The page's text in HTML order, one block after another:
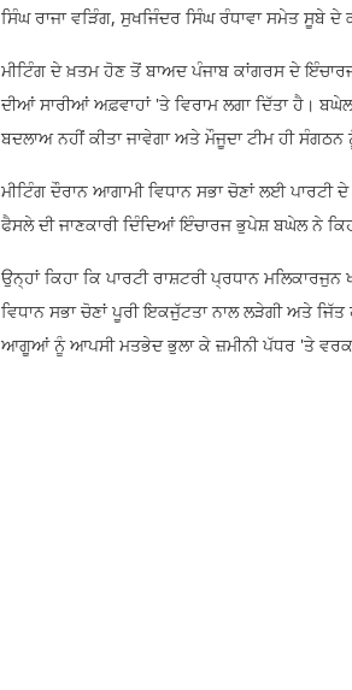
ਸਿੰਘ ਰਾਜਾ ਵੜਿੰਗ, ਸੁਖਜਿੰਦਰ ਸਿੰਘ ਰੰਧਾਵਾ ਸਮੇਤ
ਮੀਟਿੰਗ ਦੇ ਖ਼ਤਮ ਹੋਣ ਤੋਂ ਬਾਅਦ ਪੰਜਾਬ ਕਾਂਗਰਸ ਦੇ
ਦੀਆਂ ਸਾਰੀਆਂ ਅਫ਼ਵਾਹਾਂ 'ਤੇ ਵਿਰਾਮ ਲਗਾ ਦਿੱਤਾ ਹੈ।
ਬਦਲਾਅ ਨਹੀਂ ਕੀਤਾ ਜਾਵੇਗਾ ਅਤੇ ਮੌਜੂਦਾ ਟੀਮ ਹੀ
ਮੀਟਿੰਗ ਦੌਰਾਨ ਆਗਾਮੀ ਵਿਧਾਨ ਸਭਾ ਚੋਣਾਂ ਲਈ
ਫੈਸਲੇ ਦੀ ਜਾਣਕਾਰੀ ਦਿੰਦਿਆਂ ਇੰਚਾਰਜ ਭੁਪੇਸ਼ ਬਘੇਲ ਨੇ
ਉਨ੍ਹਾਂ ਕਿਹਾ ਕਿ ਪਾਰਟੀ ਰਾਸ਼ਟਰੀ ਪ੍ਰਧਾਨ
ਵਿਧਾਨ ਸਭਾ ਚੋਣਾਂ ਪੂਰੀ ਇਕਜੁੱਟਤਾ ਨਾਲ ਲੜੇਗੀ ਅਤੇ
ਆਗੂਆਂ ਨੂੰ ਆਪਸੀ ਮਤਭੇਦ ਭੁਲਾ ਕੇ ਜ਼ਮੀਨੀ ਪੱਧਰ 'ਤੇ